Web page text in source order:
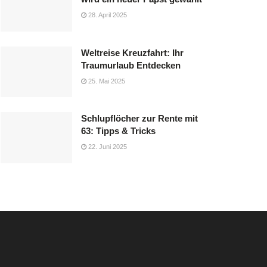
28. April 2025
Weltreise Kreuzfahrt: Ihr
Traumurlaub Entdecken
25. Mai 2025
Schlupflöcher zur Rente mit
63: Tipps & Tricks
22. Juni 2025